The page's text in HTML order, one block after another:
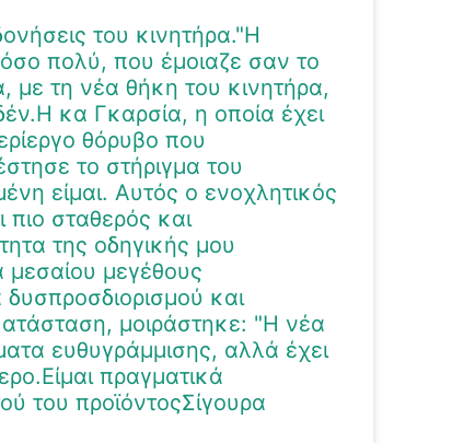
του κινητήρα."Η
πολύ, που έμοιαζε σαν το
με τη νέα θήκη του κινητήρα,
κα Γκαρσία, η οποία έχει
θόρυβο που
το στήριγμα του
είμαι. Αυτός ο ενοχλητικός
σταθερός και
της οδηγικής μου
μεγέθους
και
μοιράστηκε: "Η νέα
ευθυγράμμισης, αλλά έχει
πραγματικά
του προϊόντοςΣίγουρα